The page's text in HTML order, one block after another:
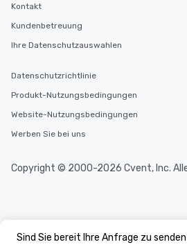
Sind Sie bereit Ihre Anfrage zu
Kontakt
Kundenbetreuung
Ihre Datenschutzauswahlen
Datenschutzrichtlinie
Produkt-Nutzungsbedingungen
Website-Nutzungsbedingungen
Werben Sie bei uns
Copyright © 2000-2026 Cvent, Inc.